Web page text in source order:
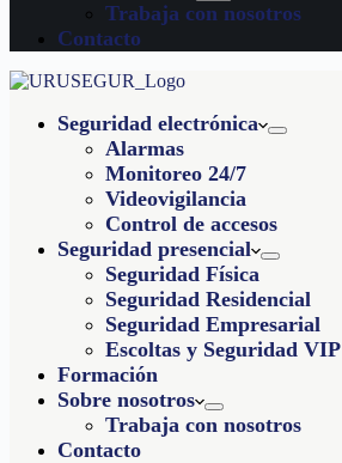
Trabaja con nosotros
Contacto
Seguridad electrónica
Alarmas
Monitoreo 24/7
Videovigilancia
Control de accesos
Seguridad presencial
Seguridad Física
Seguridad Residencial
Seguridad Empresarial
Escoltas y Seguridad VIP
Formación
Sobre nosotros
Trabaja con nosotros
Contacto